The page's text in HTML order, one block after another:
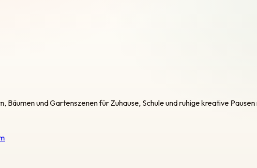
Bäumen und Gartenszenen für Zuhause, Schule und ruhige kreative